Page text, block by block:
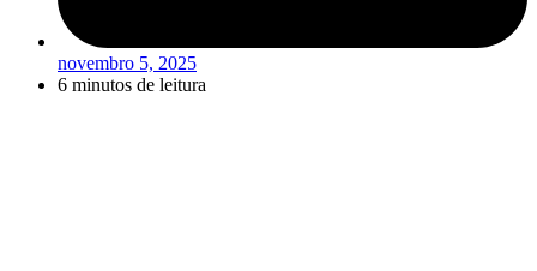
novembro 5, 2025
6 minutos de leitura